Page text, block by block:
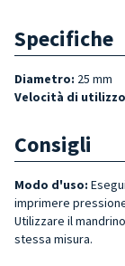
Specifiche
Diametro: 25 mm
Velocità di
Consigli
Modo d'uso:
imprimere
Utilizzare il
stessa misura.